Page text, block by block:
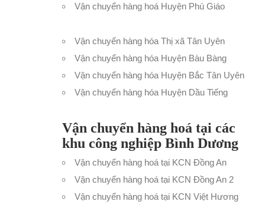
Vận chuyển hàng hoá Huyện Phú Giáo
Vận chuyển hàng hóa Thị xã Tân Uyên
Vận chuyển hàng hóa Huyện Bàu Bàng
Vận chuyển hàng hóa Huyện Bắc Tân Uyên
Vận chuyển hàng hóa Huyện Dầu Tiếng
Vận chuyển hàng hoá tại các
khu công nghiệp Bình Dương
Vận chuyển hàng hoá tại KCN Đồng An
Vận chuyển hàng hoá tại KCN Đồng An 2
Vận chuyển hàng hoá tại KCN Việt Hương